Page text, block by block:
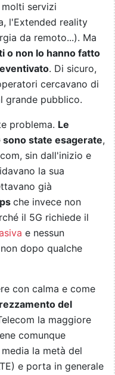
servizi
l'Extended reality
da remoto...). Ma
o non lo hanno fatto
. Di sicuro,
cercavano di
grande pubblico.
problema. Le
state esagerate,
sin dall'inizio e
la sua
già
che invece non
il 5G richiede il
e nessun
dopo qualche
con calma e come
del
la maggiore
comunque
la metà del
e porta in generale